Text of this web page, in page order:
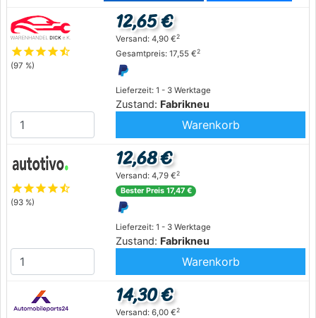
starstarstarstarstar_half
(97 %)
Lieferzeit: 1 - 3 Werktage
Zustand: Fabrikneu
12,65 €
Versand: 4,90 €2
Gesamtpreis: 17,55 €2
Warenkorb
starstarstarstarstar_half
(93 %)
Lieferzeit: 1 - 3 Werktage
Zustand: Fabrikneu
12,68 €
Versand: 4,79 €2
Bester Preis 17,47 €
Warenkorb
14,30 €
Versand: 6,00 €2